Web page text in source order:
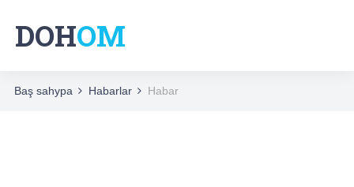
DOHOM
Baş sahypa Habarlar Habar